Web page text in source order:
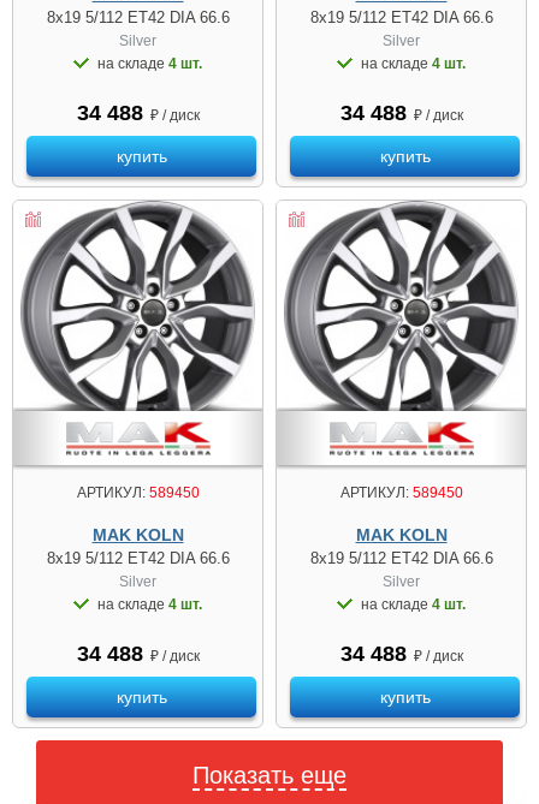
8x19 5/112 ET42 DIA 66.6
Silver
на складе 4 шт.
34 488 ₽ / диск
купить
8x19 5/112 ET42 DIA 66.6
Silver
на складе 4 шт.
34 488 ₽ / диск
купить
АРТИКУЛ:589450
MAK KOLN
8x19 5/112 ET42 DIA 66.6
Silver
на складе 4 шт.
34 488 ₽ / диск
купить
АРТИКУЛ:589450
MAK KOLN
8x19 5/112 ET42 DIA 66.6
Silver
на складе 4 шт.
34 488 ₽ / диск
купить
Показать еще